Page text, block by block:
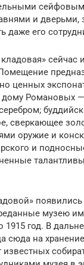
и дверьми,
даже его
сейчас
ценных
Романовых —
сверкающее
оружие и
и
музею
1915 год. В
сюда на